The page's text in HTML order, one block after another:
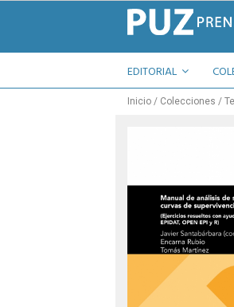
EDITORIAL
Inicio Colecciones